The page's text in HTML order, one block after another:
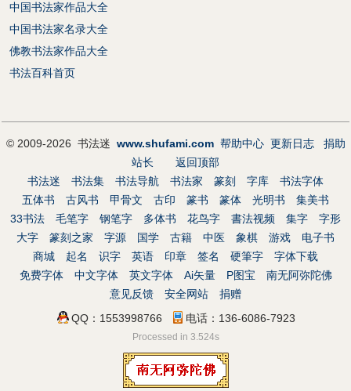
中国书法家作品大全
中国书法家名录大全
佛教书法家作品大全
书法百科首页
© 2009-2026 书法迷 www.shufami.com 帮助中心 更新日志
捐助
站长
返回顶部
书法迷
书法集 书法导航 书法家 篆刻 字库
书法字体
五体书
古风书 甲骨文 古印 篆书 篆体 光明书
集美书
33书法
毛笔字 钢笔字 多体书 花鸟字 書法视频 集字
字形
大字
篆刻之家 字源 国学 古籍 中医 象棋 游戏
电子书
商城
起名 识字 英语 印章 签名 硬筆字
字体下载
免费字体
中文字体 英文字体 Ai矢量 P图宝
南无阿弥陀佛
意见反馈
安全网站
捐赠
QQ：1553998766
电话：136-6086-7923
Processed in 3.524s